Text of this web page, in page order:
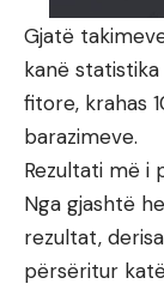
Gjatë
kanë
fitore, krahas
barazimeve.
Rezultati më
Nga gjashtë
rezultat,
përsëritur